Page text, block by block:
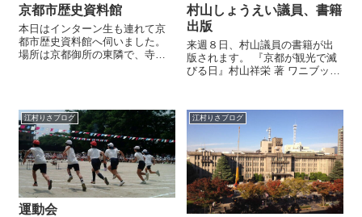
京都市歴史資料館
本日はインターン生も連れて京
都市歴史資料館へ伺いました。
場所は京都御所の東隣で、寺町
ますが、歴史資料館では資料の
展示だけでなく、京...
村山しょうえい議員、書籍
出版
来週８日、村山議員の書籍が出
版されます。 『京都が観光で滅
びる日』村山祥栄 著 ワニブック
襲うオーバーツーリズムの脅威
に触れ、 根本的な解決策を提示
しながら紐解く内容となって
お...
江村りさブログ
運動会
江村りさブログ